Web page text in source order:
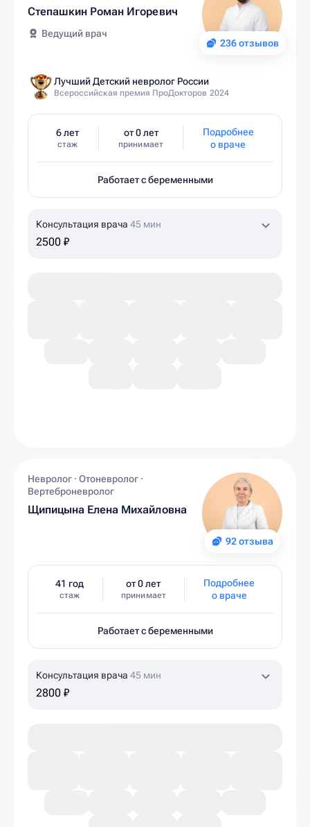
236 отзывов
Степашкин Роман Игоревич
Ведущий врач
Лучший Детский невролог России
Всероссийская премия ПроДокторов 2024
6 лет
стаж
от 0 лет
принимает
Подробнее
о враче
Работает с беременными
Консультация врача 45 мин
2500 ₽
92 отзыва
Невролог · Отоневролог ·
Вертеброневролог
Щипицына Елена Михайловна
41 год
стаж
от 0 лет
принимает
Подробнее
о враче
Работает с беременными
Консультация врача 45 мин
2800 ₽